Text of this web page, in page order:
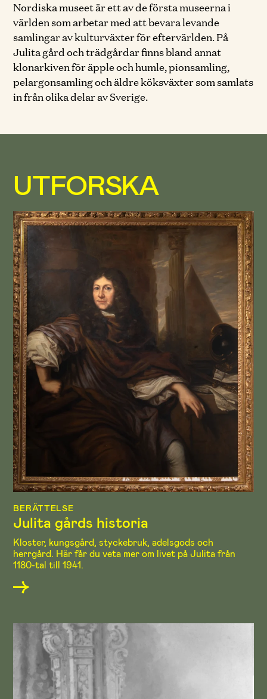
Nordiska museet är ett av de första museerna i
världen som arbetar med att bevara levande
samlingar av kulturväxter för eftervärlden. På
Julita gård och trädgårdar finns bland annat
klonarkiven för äpple och humle, pionsamling,
pelargonsamling och äldre köksväxter som samlats
in från olika delar av Sverige.
UTFORSKA
BERÄTTELSE
Julita gårds historia
Kloster, kungsgård, styckebruk, adelsgods och
herrgård. Här får du veta mer om livet på Julita från
1180-tal till 1941.